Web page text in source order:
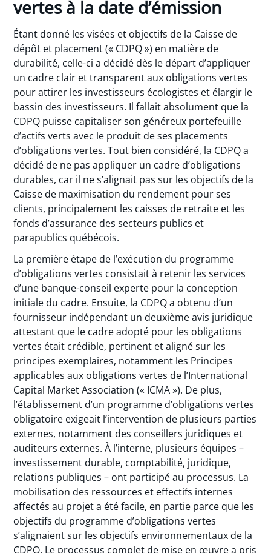
vertes à la date d’émission
Étant donné les visées et objectifs de la Caisse de
dépôt et placement (« CDPQ ») en matière de
durabilité, celle-ci a décidé dès le départ d’appliquer
un cadre clair et transparent aux obligations vertes
pour attirer les investisseurs écologistes et élargir le
bassin des investisseurs. Il fallait absolument que la
CDPQ puisse capitaliser son généreux portefeuille
d’actifs verts avec le produit de ses placements
d’obligations vertes. Tout bien considéré, la CDPQ a
décidé de ne pas appliquer un cadre d’obligations
durables, car il ne s’alignait pas sur les objectifs de la
Caisse de maximisation du rendement pour ses
clients, principalement les caisses de retraite et les
fonds d’assurance des secteurs publics et
parapublics québécois.
La première étape de l’exécution du programme
d’obligations vertes consistait à retenir les services
d’une banque-conseil experte pour la conception
initiale du cadre. Ensuite, la CDPQ a obtenu d’un
fournisseur indépendant un deuxième avis juridique
attestant que le cadre adopté pour les obligations
vertes était crédible, pertinent et aligné sur les
principes exemplaires, notamment les Principes
applicables aux obligations vertes de l’International
Capital Market Association (« ICMA »). De plus,
l’établissement d’un programme d’obligations vertes
obligatoire exigeait l’intervention de plusieurs parties
externes, notamment des conseillers juridiques et
auditeurs externes. À l’interne, plusieurs équipes –
investissement durable, comptabilité, juridique,
relations publiques – ont participé au processus. La
mobilisation des ressources et effectifs internes
affectés au projet a été facile, en partie parce que les
objectifs du programme d’obligations vertes
s’alignaient sur les objectifs environnementaux de la
CDPQ. Le processus complet de mise en œuvre a pris